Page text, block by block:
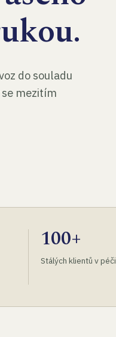
do souladu
mezitím
100+
Stálých klientů v péči